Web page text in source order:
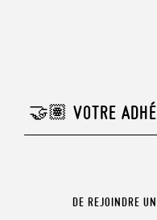
🤝🏽 VOTRE
DE REJOINDRE